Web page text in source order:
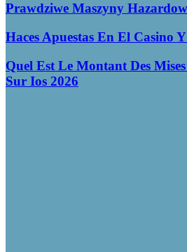
Prawdziwe Maszyny
Haces Apuestas En El Casino
Quel Est Le Montant Des
Sur Ios 2026